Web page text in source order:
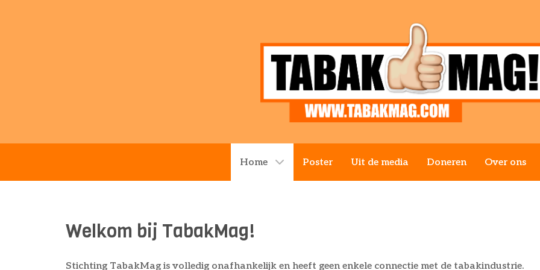
Home Poster Uit de media Doneren Over ons
Welkom bij TabakMag!
Stichting TabakMag is volledig onafhankelijk en heeft geen enkele connectie met de tabakindustrie.